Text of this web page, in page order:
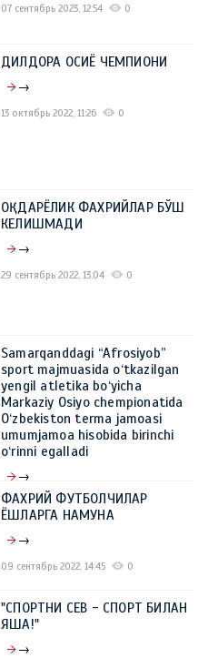
07 сентябрь 2023, 12:54 0
ДИЛДОРА ОСИЁ ЧЕМПИОНИ
→
13 октябрь 2022, 11:26 0
ОҚДАРЁЛИК ФАХРИЙЛАР БЎШ
КЕЛИШМАДИ
→
29 сентябрь 2022, 13:04 0
Samarqanddagi “Afrosiyob”
sport majmuasida o‘tkazilgan
yengil atletika bo‘yicha
Markaziy Osiyo chempionatida
O‘zbekiston terma jamoasi
umumjamoa hisobida birinchi
o‘rinni egalladi
→
27 сентябрь 2022, 13:51 0
ФАХРИЙ ФУТБОЛЧИЛАР
ЁШЛАРГА НАМУНА
→
09 сентябрь 2022, 14:45 0
"СПОРТНИ СЕВ - СПОРТ БИЛАН
ЯША!"
→